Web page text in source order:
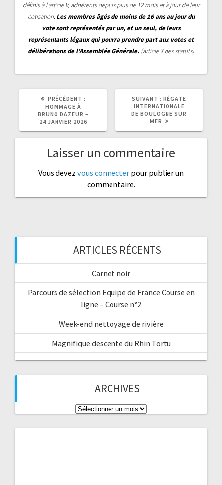
définis à l’article V, adhérents depuis plus de 12 mois et à jour de leur
cotisation. Les membres âgés de moins de 16 ans au jour du
vote sont représentés par un, et un seul, de leurs
représentants légaux qui pourra prendre part aux votes et
délibérations de l’Assemblée Générale. (article X des statuts)
PRÉCÉDENT :
:
HOMMAGE À
BRUNO DAZEUR –
24 JANVIER 2026
SUIVANT : ARTICLE
SUIVANT
:
RÉGATE
INTERNATIONALE
DE BOULOGNE SUR
MER
Laisser un commentaire
Vous devez vous connecter pour publier un
commentaire.
ARTICLES RÉCENTS
Carnet noir
Parcours de sélection Equipe de France Course en
ligne – Course n°2
Week-end nettoyage de rivière
Magnifique descente du Rhin Tortu
ARCHIVES
Archives